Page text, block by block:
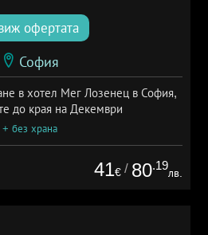
офертата
София
в хотел Мег Лозенец в София,
до края на Декември
+ без храна
41€ / 80.19
лв.